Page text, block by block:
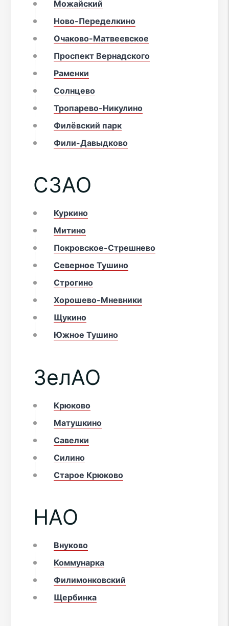
Можайский
Ново-Переделкино
Очаково-Матвеевское
Проспект Вернадского
Раменки
Солнцево
Тропарево-Никулино
Филёвский парк
Фили-Давыдково
СЗАО
Куркино
Митино
Покровское-Стрешнево
Северное Тушино
Строгино
Хорошево-Мневники
Щукино
Южное Тушино
ЗелАО
Крюково
Матушкино
Савелки
Силино
Старое Крюково
НАО
Внуково
Коммунарка
Филимонковский
Щербинка